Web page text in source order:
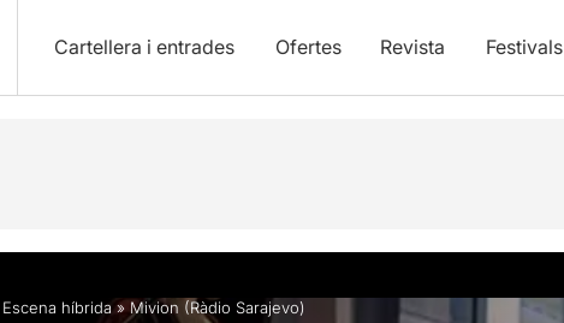
Cartellera i entrades Ofertes Revista Festivals
Fitxa artística Articles
Escena híbrida» Mivion (Ràdio Sarajevo)